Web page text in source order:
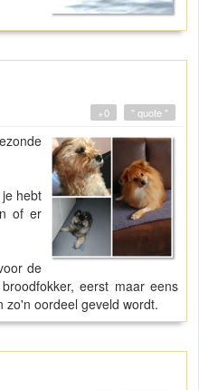
" quote "
+0
hebt
of er
de
eerst maar eens
zo'n oordeel geveld wordt.